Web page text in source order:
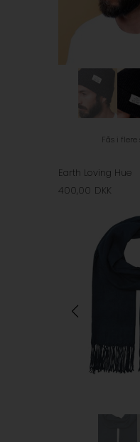
Fås i flere
Earth Loving Hue
400,00 DKK